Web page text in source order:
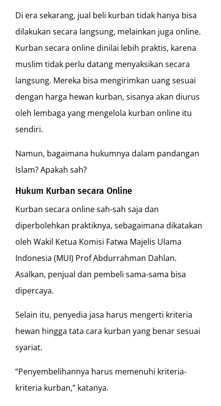
Di era sekarang, jual beli kurban tidak hanya bisa
dilakukan secara langsung, melainkan juga online.
Kurban secara online dinilai lebih praktis, karena
muslim tidak perlu datang menyaksikan secara
langsung. Mereka bisa mengirimkan uang sesuai
dengan harga hewan kurban, sisanya akan diurus
oleh lembaga yang mengelola kurban online itu
sendiri.
Namun, bagaimana hukumnya dalam pandangan
Islam? Apakah sah?
Hukum Kurban secara Online
Kurban secara online sah-sah saja dan
diperbolehkan praktiknya, sebagaimana dikatakan
oleh Wakil Ketua Komisi Fatwa Majelis Ulama
Indonesia (MUI) Prof Abdurrahman Dahlan.
Asalkan, penjual dan pembeli sama-sama bisa
dipercaya.
Selain itu, penyedia jasa harus mengerti kriteria
hewan hingga tata cara kurban yang benar sesuai
syariat.
“Penyembelihannya harus memenuhi kriteria-
kriteria kurban,” katanya.